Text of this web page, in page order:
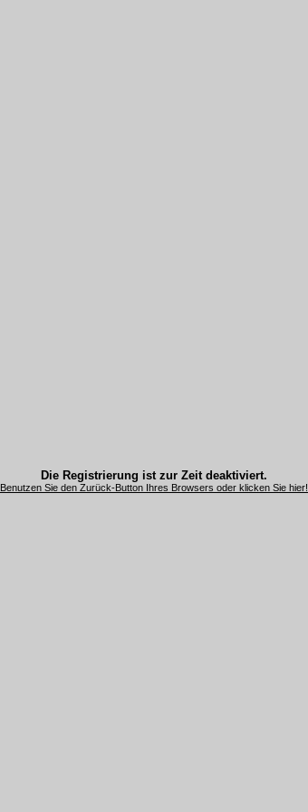
Die Registrierung ist zur Zeit deaktiviert.
Benutzen Sie den Zurück-Button Ihres Browsers oder klicken Sie hier!